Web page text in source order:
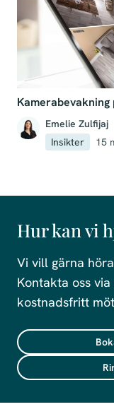
Emelie Zulfijaj
Insikter
15
Hur kan vi
Vi vill gärna
Kontakta oss
kostnadsfritt